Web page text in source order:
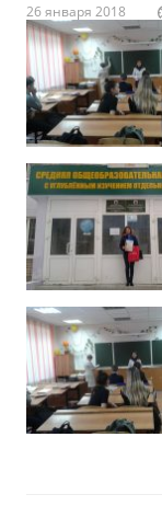
26 января 2018